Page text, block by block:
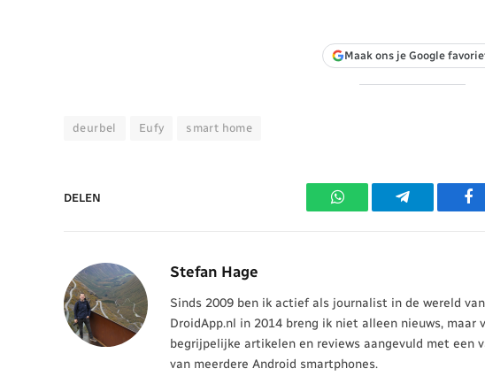
Maak ons je Google
deurbel Eufy smart home
DELEN
WhatsAppTelegram
Stefan Hage
Sinds 2009 ben ik actief als journalist in de wereld
DroidApp.nl in 2014 breng ik niet alleen nieuws,
begrijpelijke artikelen en reviews aangevuld met een
van meerdere Android smartphones.